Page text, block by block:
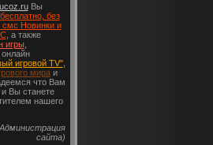
Вы
без
смс Новинки и
, а также
игры,
игровой TV",
мираи
что Вам
и Вы станете
нашего
сайта)